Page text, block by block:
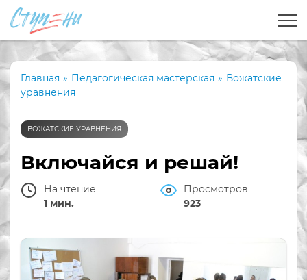
Главная » Педагогическая мастерская » Вожатские
уравнения
ВОЖАТСКИЕ УРАВНЕНИЯ
Включайся и решай!
На чтение
1 мин.
Просмотров
923